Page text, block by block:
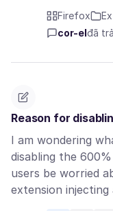
Firefox
cor-el đã
Reason for
I am wondering
disabling the
users be worried
extension